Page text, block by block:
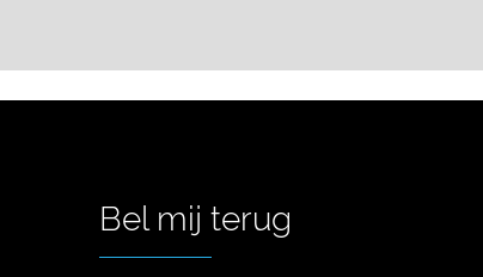
Bel mij terug